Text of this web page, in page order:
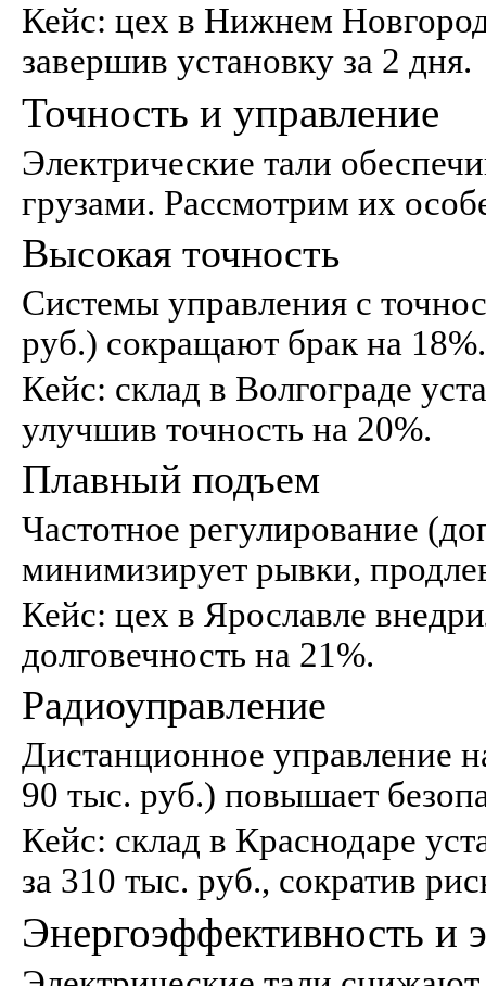
Кейс: цех в Нижнем
завершив установку за 2 дня.
Точность и управление
Электрические тали
грузами. Рассмотрим их
Высокая точность
Системы управления с
руб.) сокращают брак на 18%.
Кейс: склад в Волгограде
улучшив точность на 20%.
Плавный подъем
Частотное регулирование
минимизирует рывки,
Кейс: цех в Ярославле
долговечность на 21%.
Радиоуправление
Дистанционное управление
90 тыс. руб.) повышает
Кейс: склад в Краснодаре
за 310 тыс. руб., сократив
Энергоэффективность и